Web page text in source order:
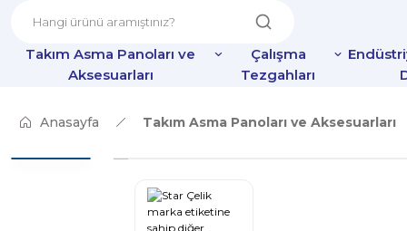
Takım Asma Panoları ve
Aksesuarları
Çalışma
Tezgahları
Anasayfa Takım Asma Panoları ve Aksesuarları